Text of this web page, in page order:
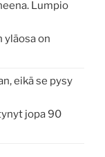
Lumpio
yläosa on
eikä se pysy
jopa 90